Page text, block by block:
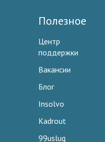
Полезное
Центр
поддержки
Вакансии
Блог
Insolvo
Kadrout
99uslug